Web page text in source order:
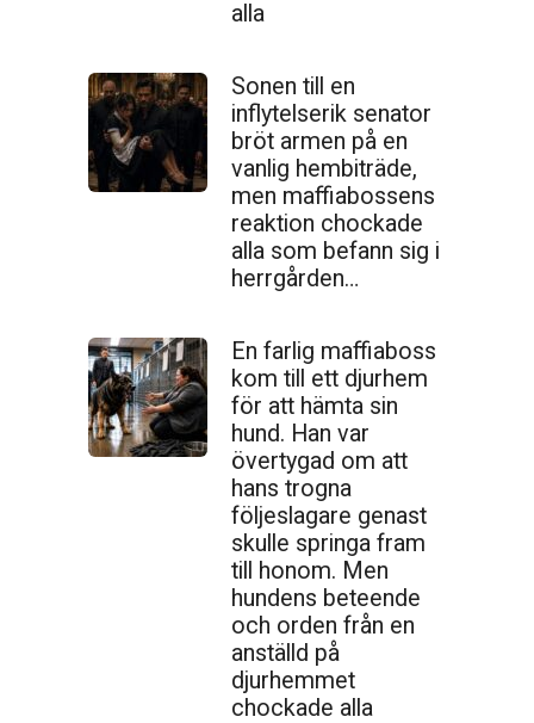
alla
Sonen till en
inflytelserik senator
bröt armen på en
vanlig hembiträde,
men maffiabossens
reaktion chockade
alla som befann sig i
herrgården…
En farlig maffiaboss
kom till ett djurhem
för att hämta sin
hund. Han var
övertygad om att
hans trogna
följeslagare genast
skulle springa fram
till honom. Men
hundens beteende
och orden från en
anställd på
djurhemmet
chockade alla